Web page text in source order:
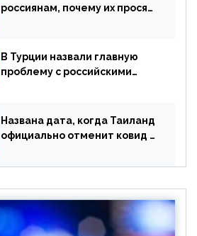
россиянам, почему их просят
В Турции назвали главную
проблему с российскими
Названа дата, когда Таиланд
официально отменит ковид и